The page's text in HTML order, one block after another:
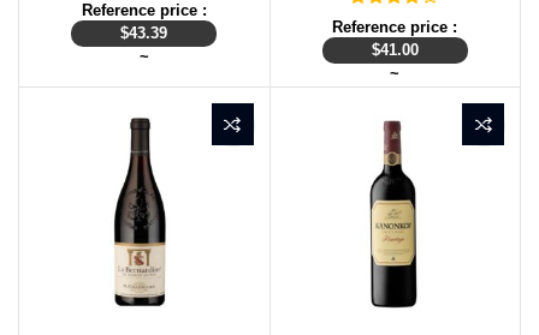
Reference price :
$43.39
~
Reference price :
$41.00
~